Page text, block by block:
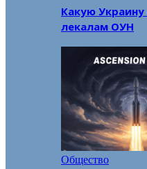
Какую Украину
лекалам ОУН
Общество